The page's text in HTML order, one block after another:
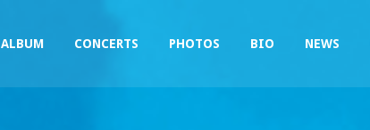
ALBUM CONCERTS PHOTOS BIO NEWS